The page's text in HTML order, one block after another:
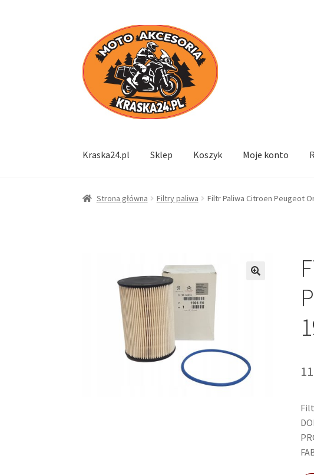
Przejdź
do
nawigacji
Przejdź
do
treści
Kraska24.pl Sklep Koszyk Moje konto
Strona główna Filtry paliwa Filtr Paliwa Citroen Peugeot